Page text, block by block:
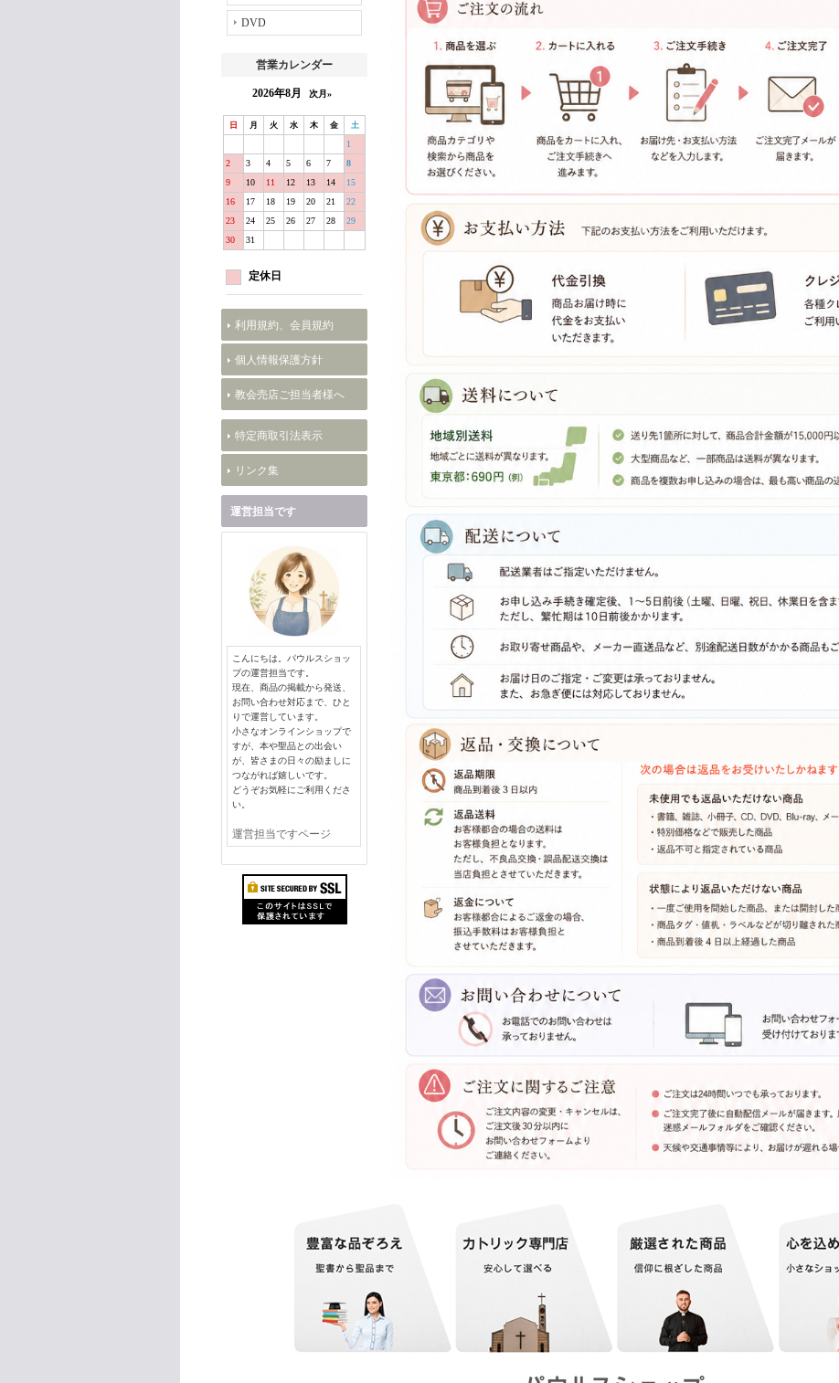
DVD
営業カレンダー
2026年8月 次月»
日 月 火 水 木 金 土
1
2
3 4 5 6 7
8
9
10 11 12 13 14
15
16
17 18 19 20 21
22
23
24 25 26 27 28
29
30
31
定休日
利用規約、会員規約
個人情報保護方針
教会売店ご担当者様へ
特定商取引法表示
リンク集
運営担当です
こんにちは。パウルスショッ
プの運営担当です。
現在、商品の掲載から発送、
お問い合わせ対応まで、ひと
りで運営しています。
小さなオンラインショップで
すが、本や聖品との出会い
が、皆さまの日々の励ましに
つながれば嬉しいです。
どうぞお気軽にご利用くださ
い。
運営担当ですページ